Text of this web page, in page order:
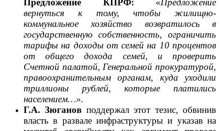
Предложение КПРФ: «Предложение
вернуться к тому, чтобы жилищно-
коммунальное хозяйство возвратилось в
государственную собственность, ограничить
тарифы на доходы от семей на 10 процентов
от общего дохода семей, и проверить
Счетной палатой, Генеральной прокуратурой,
правоохранительным органам, куда уходили
триллионы рублей, которые платились
населением…».
Г.А. Зюганов поддержал этот тезис, обвинив
власть в развале инфраструктуры и указав на